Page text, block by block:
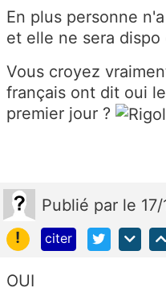
En plus personne
et elle ne sera dispo
Vous croyez
français ont dit oui
premier jour ?
Publié par le
!
citer
OUI